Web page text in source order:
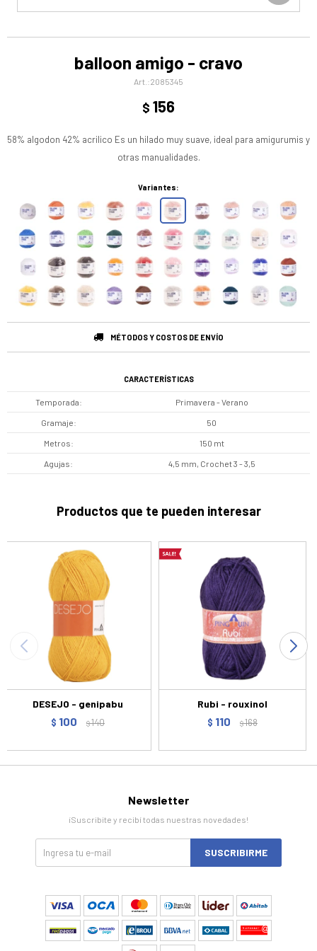
balloon amigo - cravo
2085345
$ 156
58% algodon 42% acrilico Es un hilado muy suave, ideal para amigurumis y
otras manualidades.
Variantes:
MÉTODOS Y COSTOS DE ENVÍO
CARACTERÍSTICAS
Temporada Primavera - Verano
Gramaje 50
Metros 150 mt
Agujas 4,5 mm, Crochet 3 - 3,5
Productos que te pueden interesar
DESEJO - genipabu
$ 100 $140
Rubi - rouxinol
$ 110 $168
Newsletter
¡Suscribite y recibí todas nuestras novedades!
SUSCRIBIRME